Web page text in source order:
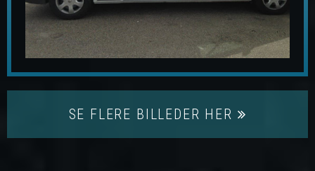
SE FLERE BILLEDER HER